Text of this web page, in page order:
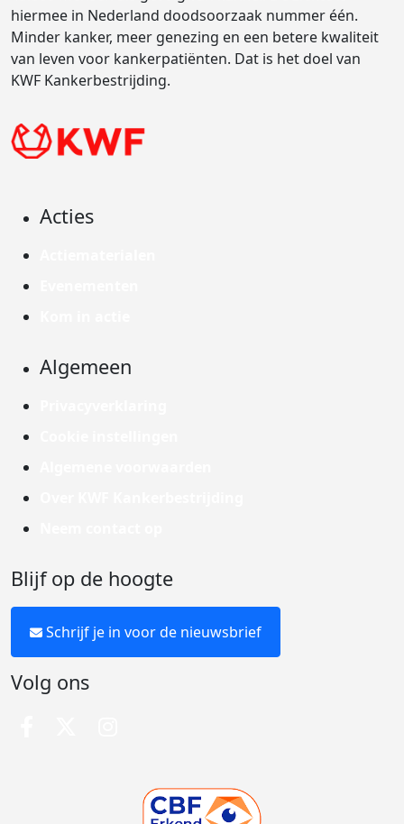
hiermee in Nederland doodsoorzaak nummer één.
Minder kanker, meer genezing en een betere kwaliteit
van leven voor kankerpatiënten. Dat is het doel van
KWF Kankerbestrijding.
Acties
Algemeen
Blijf op de hoogte
Schrijf je in voor de nieuwsbrief
Volg ons